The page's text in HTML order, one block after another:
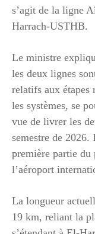
s’agit de la ligne
Harrach-USTHB.
Le ministre
les deux lignes
relatifs aux étapes
les systèmes, se
vue de livrer les
semestre de
première partie du
l’aéroport
La longueur
19 km, reliant la